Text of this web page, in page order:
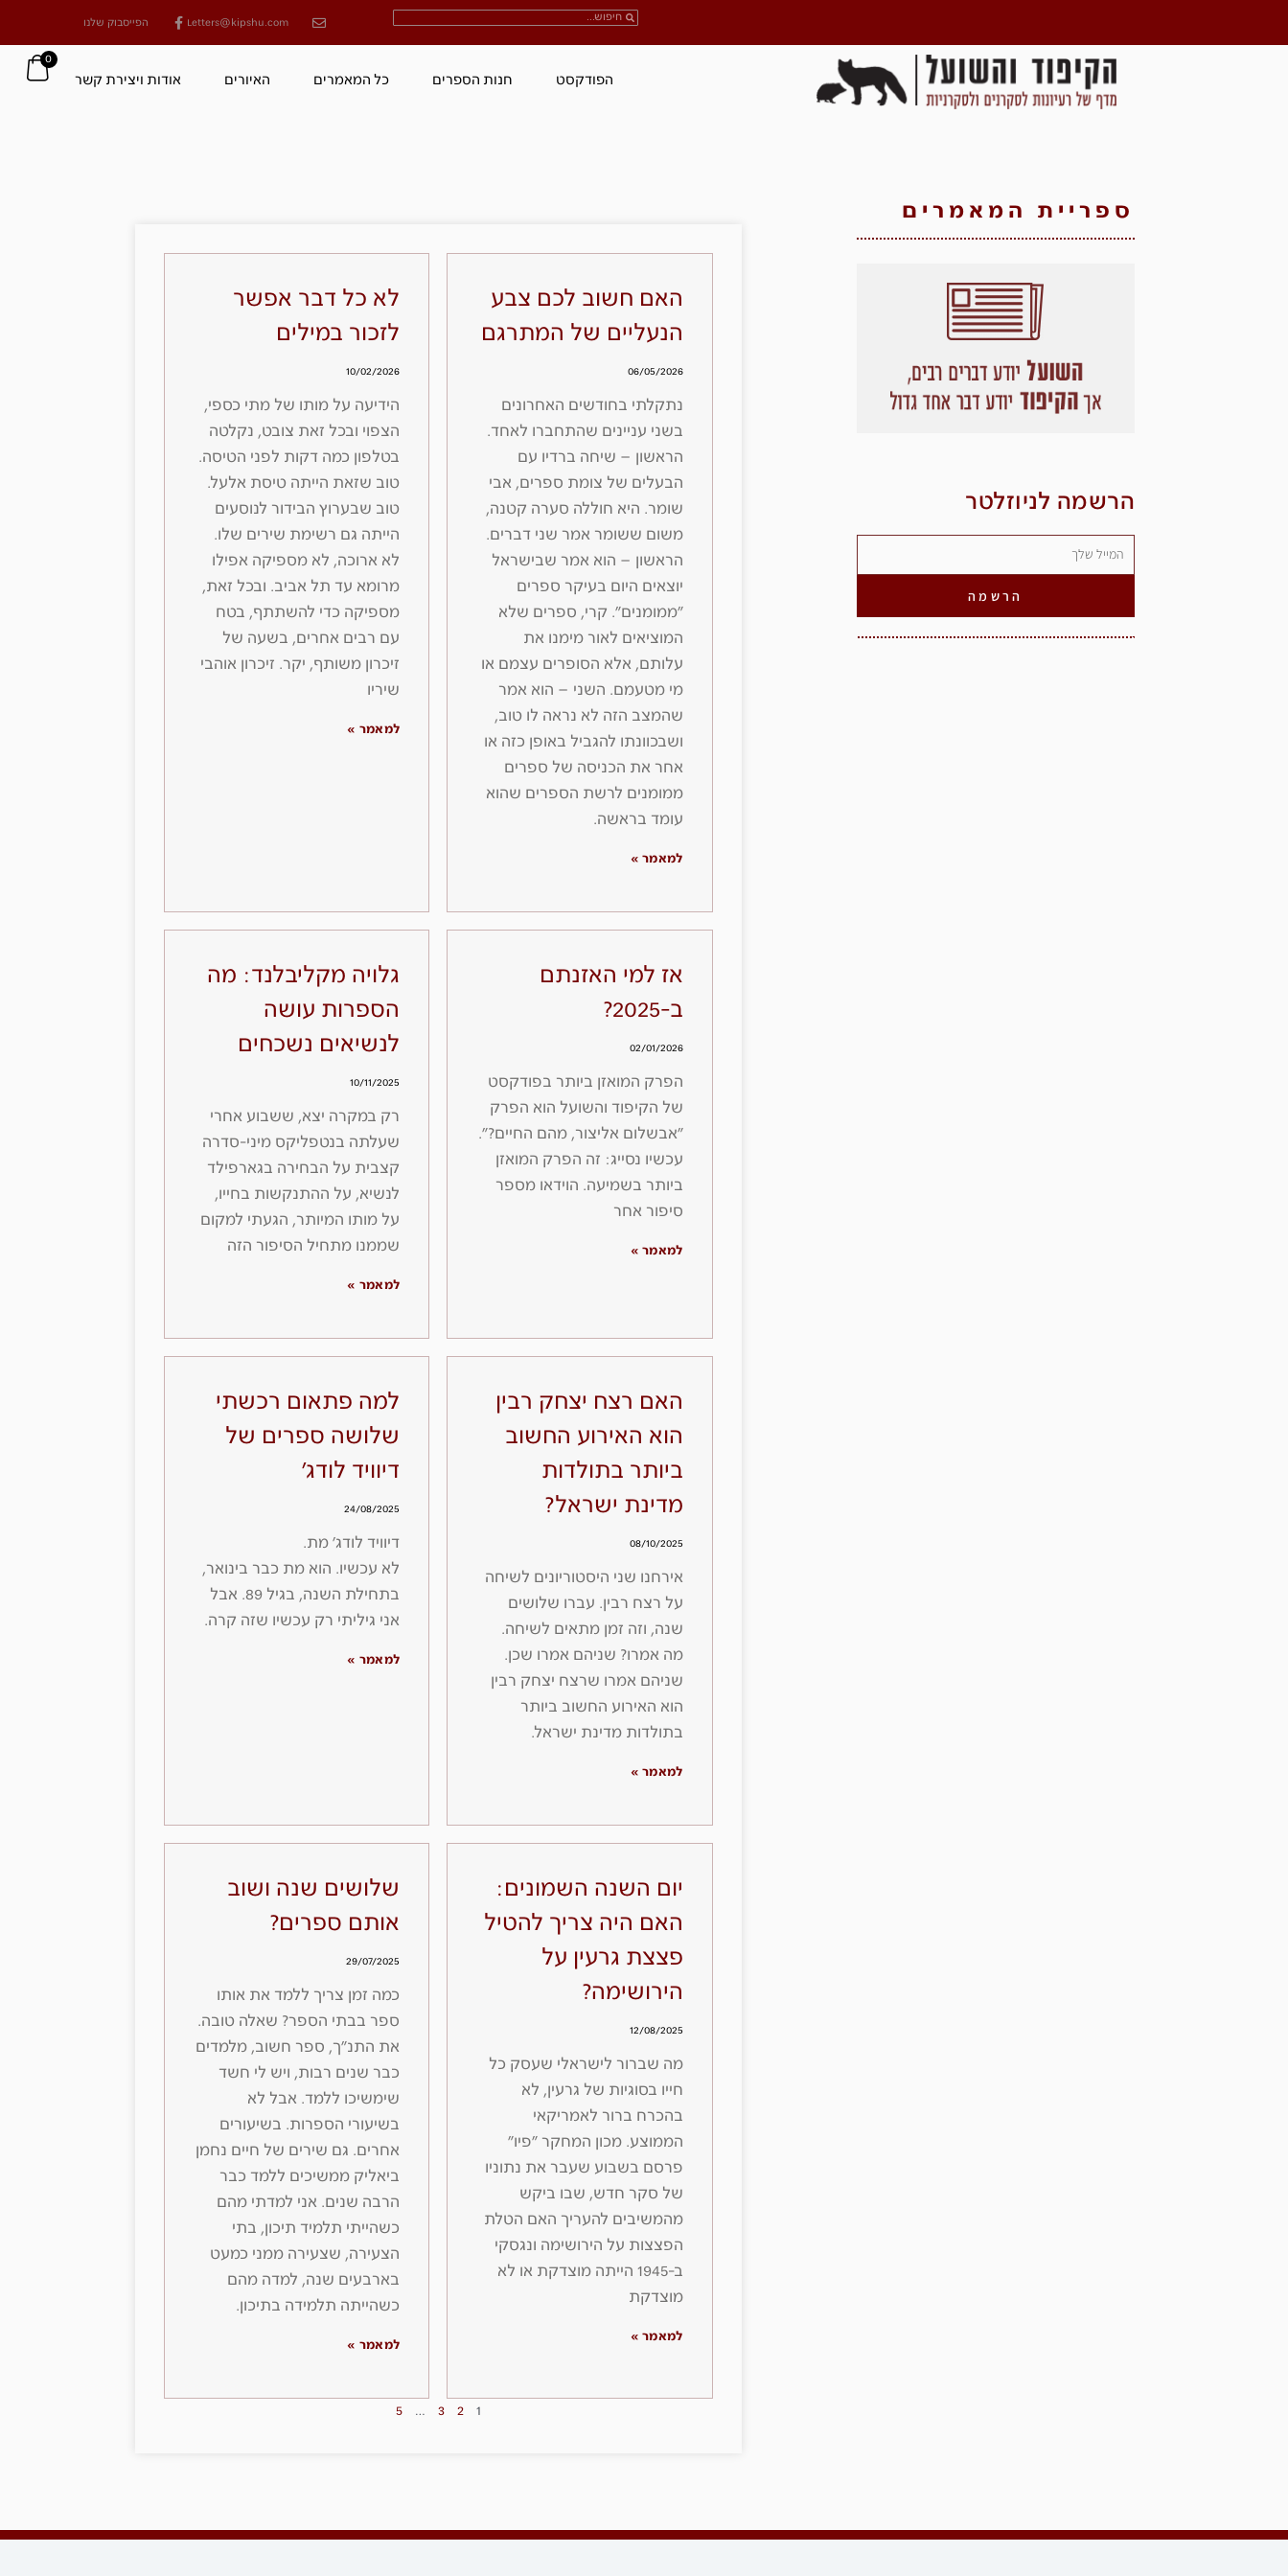
Letters@kipshu.com הפייסבוק שלנו
הפודקסט חנות הספרים כל המאמרים האיורים אודות ויצירת קשר
0
ספריית המאמרים
הרשמה לניוזלטר
הרשמה
האם חשוב לכם צבע
הנעליים של המתרגם
06/05/2026
נתקלתי בחודשים האחרונים
בשני עניינים שהתחברו לאחד.
הראשון – שיחה ברדיו עם
הבעלים של צומת ספרים, אבי
שומר. היא חוללה סערה קטנה,
משום ששומר אמר שני דברים.
הראשון – הוא אמר שבישראל
יוצאים היום בעיקר ספרים
״ממומנים״. קרי, ספרים שלא
המוציאים לאור מימנו את
עלותם, אלא הסופרים עצמם או
מי מטעמם. השני – הוא אמר
שהמצב הזה לא נראה לו טוב,
ושבכוונתו להגביל באופן כזה או
אחר את הכניסה של ספרים
ממומנים לרשת הספרים שהוא
עומד בראשה.
למאמר »
לא כל דבר אפשר
לזכור במילים
10/02/2026
הידיעה על מותו של מתי כספי,
הצפוי ובכל זאת צובט, נקלטה
בטלפון כמה דקות לפני הטיסה.
טוב שזאת הייתה טיסת אלעל.
טוב שבערוץ הבידור לנוסעים
הייתה גם רשימת שירים שלו.
לא ארוכה, לא מספיקה אפילו
מרומא עד תל אביב. ובכל זאת,
מספיקה כדי להשתתף, בטח
עם רבים אחרים, בשעה של
זיכרון משותף, יקר. זיכרון אוהבי
שיריו
למאמר »
אז למי האזנתם
ב-2025?
02/01/2026
הפרק המואזן ביותר בפודקסט
של הקיפוד והשועל הוא הפרק
״אבשלום אליצור, מהם החיים?״.
עכשיו נסייג: זה הפרק המואזן
ביותר בשמיעה. הוידאו מספר
סיפור אחר
למאמר »
גלויה מקליבלנד: מה
הספרות עושה
לנשיאים נשכחים
10/11/2025
רק במקרה יצא, ששבוע אחרי
שעלתה בנטפליקס מיני-סדרה
קצבית על הבחירה בגארפילד
לנשיא, על ההתנקשות בחייו,
על מותו המיותר, הגעתי למקום
שממנו מתחיל הסיפור הזה
למאמר »
האם רצח יצחק רבין
הוא האירוע החשוב
ביותר בתולדות
מדינת ישראל?
08/10/2025
אירחנו שני היסטוריונים לשיחה
על רצח רבין. עברו שלושים
שנה, וזה זמן מתאים לשיחה.
מה אמרו? שניהם אמרו שכן.
שניהם אמרו שרצח יצחק רבין
הוא האירוע החשוב ביותר
בתולדות מדינת ישראל.
למאמר »
למה פתאום רכשתי
שלושה ספרים של
דיוויד לודג׳
24/08/2025
דיוויד לודג׳ מת.
לא עכשיו. הוא מת כבר בינואר,
בתחילת השנה, בגיל 89. אבל
אני גיליתי רק עכשיו שזה קרה.
למאמר »
יום השנה השמונים:
האם היה צריך להטיל
פצצת גרעין על
הירושימה?
12/08/2025
מה שברור לישראלי שעסק כל
חייו בסוגיות של גרעין, לא
בהכרח ברור לאמריקאי
הממוצע. מכון המחקר ״פיו״
פרסם בשבוע שעבר את נתוניו
של סקר חדש, שבו ביקש
מהמשיבים להעריך האם הטלת
הפצצות על הירושימה ונגסקי
ב-1945 הייתה מוצדקת או לא
מוצדקת
למאמר »
שלושים שנה ושוב
אותם ספרים?
29/07/2025
כמה זמן צריך ללמד את אותו
ספר בבתי הספר? שאלה טובה.
את התנ״ך, ספר חשוב, מלמדים
כבר שנים רבות, ויש לי חשד
שימשיכו ללמד. אבל לא
בשיעורי הספרות. בשיעורים
אחרים. גם שירים של חיים נחמן
ביאליק ממשיכים ללמד כבר
הרבה שנים. אני למדתי מהם
כשהייתי תלמיד תיכון, בתי
הצעירה, שצעירה ממני כמעט
בארבעים שנה, למדה מהם
כשהייתה תלמידה בתיכון.
למאמר »
1
2
3
…
5